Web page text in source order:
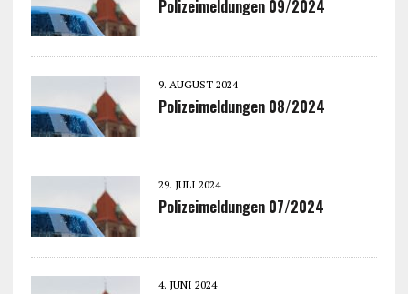
Polizeimeldungen 09/2024
9. AUGUST 2024
Polizeimeldungen 08/2024
29. JULI 2024
Polizeimeldungen 07/2024
4. JUNI 2024